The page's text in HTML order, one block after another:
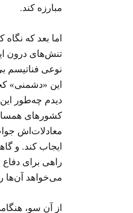
مبارزه کند.
اما بعد که
تنش‌های درون
نوعی فناتیسم
این «دشمنی»
دیدم چه‌طور
کشورهای
معادلات‌اش
ایجاب کند. و
راهی برای دفاع
می‌خواهد آن‌ها
از آن سو،